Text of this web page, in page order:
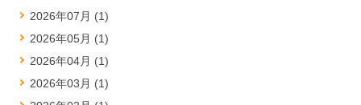
2026年07月 (1)
2026年05月 (1)
2026年04月 (1)
2026年03月 (1)